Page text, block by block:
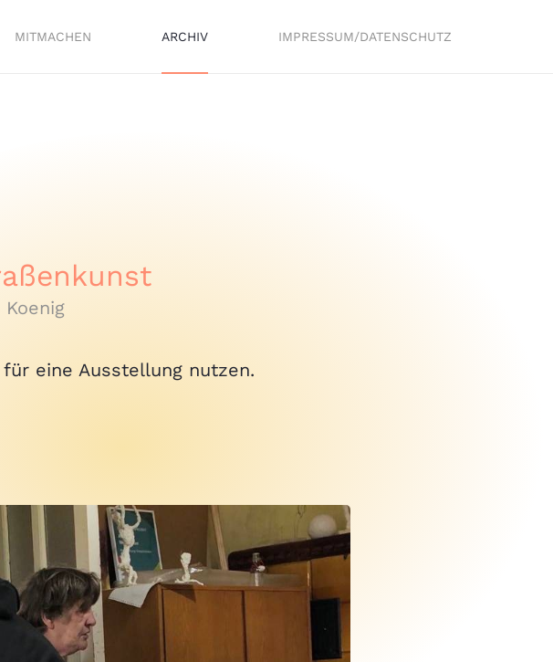
MITMACHEN ARCHIV IMPRESSUM/DATENSCHUTZ
eine Ausstellung nutzen.